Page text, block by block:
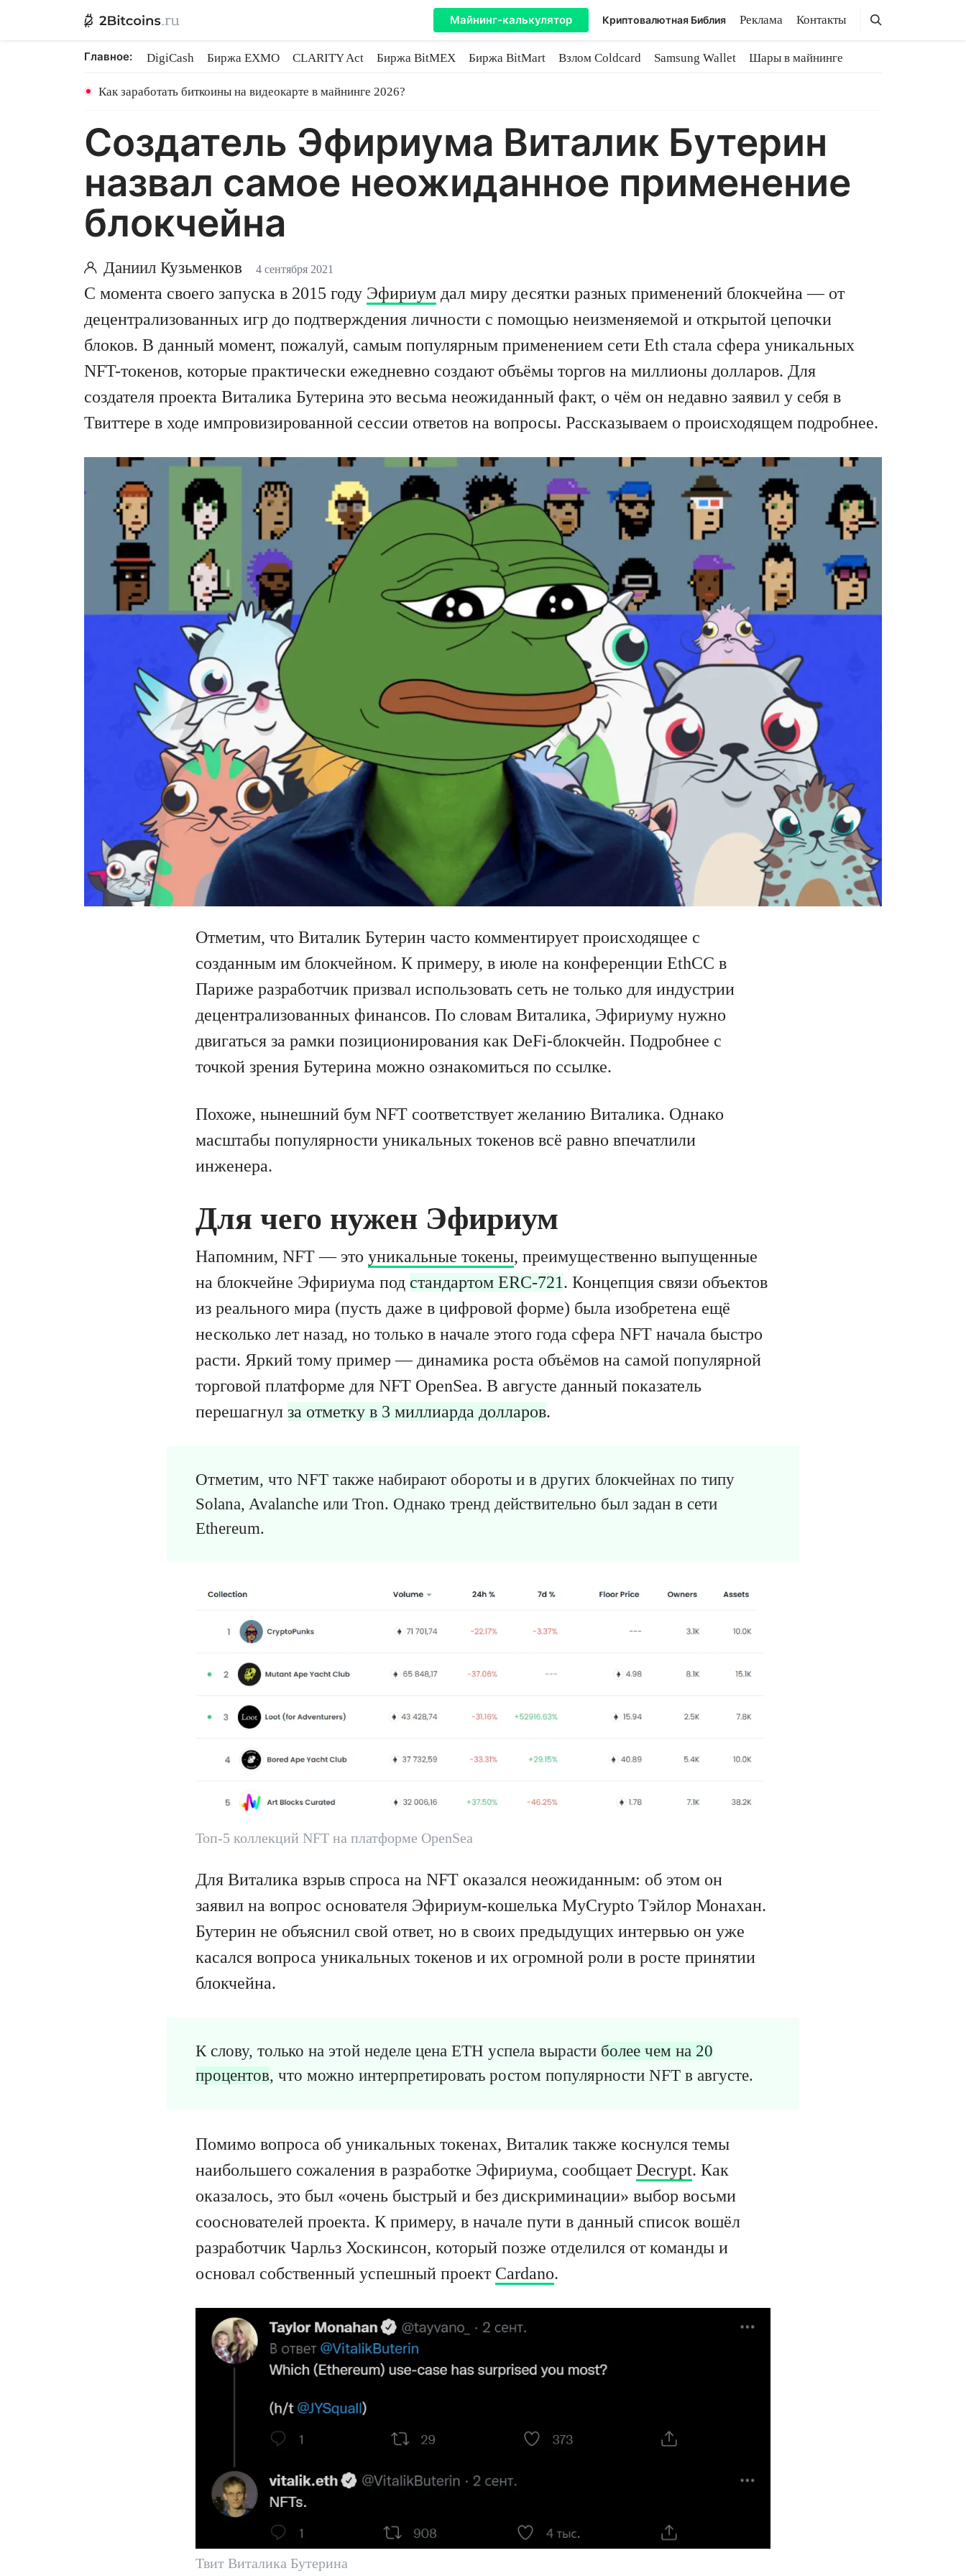
Майнинг-калькулятор Криптовалютная Библия Реклама Контакты Поиск
Поиск
Главное: DigiCash Биржа EXMO CLARITY Act Биржа BitMEX Биржа BitMart Взлом Coldcard Samsung Wallet
Шары в майнинге
Как заработать биткоины на видеокарте в майнинге 2026?
Создатель Эфириума Виталик Бутерин
назвал самое неожиданное применение
блокчейна
Даниил Кузьменков 4 сентября 2021
С момента своего запуска в 2015 году Эфириум дал миру десятки разных применений блокчейна — от
децентрализованных игр до подтверждения личности с помощью неизменяемой и открытой цепочки
блоков. В данный момент, пожалуй, самым популярным применением сети Eth стала сфера уникальных
NFT-токенов, которые практически ежедневно создают объёмы торгов на миллионы долларов. Для
создателя проекта Виталика Бутерина это весьма неожиданный факт, о чём он недавно заявил у себя в
Твиттере в ходе импровизированной сессии ответов на вопросы. Рассказываем о происходящем подробнее.
Отметим, что Виталик Бутерин часто комментирует происходящее с
созданным им блокчейном. К примеру, в июле на конференции EthCC в
Париже разработчик призвал использовать сеть не только для индустрии
децентрализованных финансов. По словам Виталика, Эфириуму нужно
двигаться за рамки позиционирования как DeFi-блокчейн. Подробнее с
точкой зрения Бутерина можно ознакомиться по ссылке.
Похоже, нынешний бум NFT соответствует желанию Виталика. Однако
масштабы популярности уникальных токенов всё равно впечатлили
инженера.
Для чего нужен Эфириум
Напомним, NFT — это уникальные токены, преимущественно выпущенные
на блокчейне Эфириума под стандартом ERC-721. Концепция связи объектов
из реального мира (пусть даже в цифровой форме) была изобретена ещё
несколько лет назад, но только в начале этого года сфера NFT начала быстро
расти. Яркий тому пример — динамика роста объёмов на самой популярной
торговой платформе для NFT OpenSea. В августе данный показатель
перешагнул за отметку в 3 миллиарда долларов.
Отметим, что NFT также набирают обороты и в других блокчейнах по типу
Solana, Avalanche или Tron. Однако тренд действительно был задан в сети
Ethereum.
Топ-5 коллекций NFT на платформе OpenSea
Для Виталика взрыв спроса на NFT оказался неожиданным: об этом он
заявил на вопрос основателя Эфириум-кошелька MyCrypto Тэйлор Монахан.
Бутерин не объяснил свой ответ, но в своих предыдущих интервью он уже
касался вопроса уникальных токенов и их огромной роли в росте принятии
блокчейна.
К слову, только на этой неделе цена ETH успела вырасти более чем на 20
процентов, что можно интерпретировать ростом популярности NFT в августе.
Помимо вопроса об уникальных токенах, Виталик также коснулся темы
наибольшего сожаления в разработке Эфириума, сообщаетDecrypt. Как
оказалось, это был «очень быстрый и без дискриминации» выбор восьми
сооснователей проекта. К примеру, в начале пути в данный список вошёл
разработчик Чарльз Хоскинсон, который позже отделился от команды и
основал собственный успешный проект Cardano.
Твит Виталика Бутерина